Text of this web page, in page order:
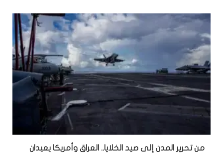
من تحرير المدن إلى صيد الخلايا.. العراق وأمريكا يعيدان